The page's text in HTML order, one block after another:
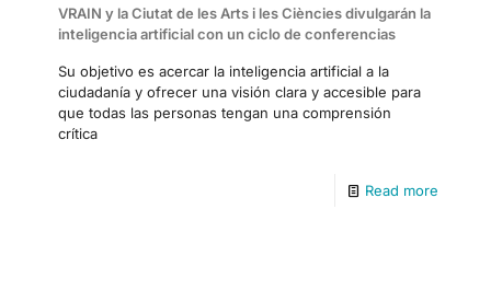
VRAIN y la Ciutat de les Arts i les Ciències divulgarán la
inteligencia artificial con un ciclo de conferencias
Su objetivo es acercar la inteligencia artificial a la
ciudadanía y ofrecer una visión clara y accesible para
que todas las personas tengan una comprensión
crítica
Read more